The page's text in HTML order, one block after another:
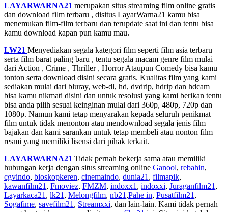
LAYARWARNA21 merupakan situs streaming film online gratis
dan download film terbaru , disitus LayarWarna21 kamu bisa
menemukan film-film terbaru dan terupdate saat ini dan tentu bisa
kamu download kapan pun kamu mau.
LW21 Menyediakan segala kategori film seperti film asia terbaru
serta film barat paling baru , tentu segala macam genre film mulai
dari Action , Crime , Thriller , Horror Ataupun Comedy bisa kamu
tonton serta download disini secara gratis. Kualitas film yang kami
sediakan mulai dari bluray, web-dl, hd, dvdrip, hdrip dan hdcam
bisa kamu nikmati disini dan untuk resolusi yang kami berikan tentu
bisa anda pilih sesuai keinginan mulai dari 360p, 480p, 720p dan
1080p. Namun kami tetap menyarakan kepada seluruh penikmat
film untuk tidak menonton atau mendownload segala jenis film
bajakan dan kami sarankan untuk tetap membeli atau nonton film
resmi yang memiliki lisensi dari pihak terkait.
LAYARWARNA21 Tidak pernah bekerja sama atau memiliki
hubungan kerja dengan situs streaming online Ganool, rebahin,
cgvindo, bioskopkeren, cinemaindo, dunia21 , filmapik,
kawanfilm21 , Fmoviez, FMZM, indoxx1 , indoxxi, Juraganfilm21 ,
Layarkaca21 , lk21 , Melongfilm, nb21 ,Pahe in, Pusatfilm21 ,
Sogafime, savefilm21 , Streamxxi, dan lain-lain. Kami tidak pernah